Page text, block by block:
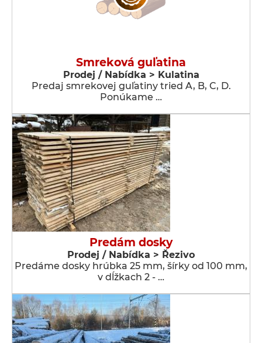
Smreková guľatina
Prodej / Nabídka > Kulatina
Predaj smrekovej guľatiny tried A, B, C, D.
Ponúkame …
Predám dosky
Prodej / Nabídka > Řezivo
Predáme dosky hrúbka 25 mm, šírky od 100 mm,
v dĺžkach 2 - …